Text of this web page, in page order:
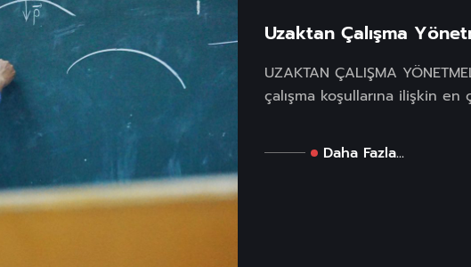
Pandemi
biri de...
Uzaktan Çalışma
UZAKTAN ÇALIŞMA
çalışma koşullarına ilişkin
Daha Fazla...